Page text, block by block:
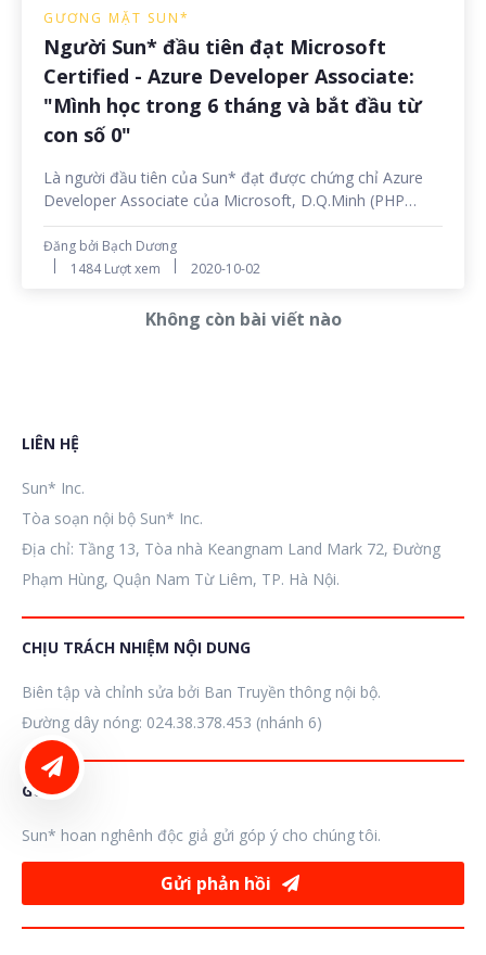
GƯƠNG MẶT SUN*
Người Sun* đầu tiên đạt Microsoft
Certified - Azure Developer Associate:
"Mình học trong 6 tháng và bắt đầu từ
con số 0"
Là người đầu tiên của Sun* đạt được chứng chỉ Azure
Developer Associate của Microsoft, D.Q.Minh (PHP
Developer - EUV3), ngoài sức trẻ và tinh thần đam mê
thử thách, còn là một người sở hữu khả năng học rất
logic và sẵn sàng chia sẻ kiến thức của mình để các
Đăng bởi Bạch Dương
1484 Lượt xem
2020-10-02
Không còn bài viết nào
LIÊN HỆ
Sun* Inc.
Tòa soạn nội bộ Sun* Inc.
Địa chỉ: Tầng 13, Tòa nhà Keangnam Land Mark 72, Đường
Phạm Hùng, Quận Nam Từ Liêm, TP. Hà Nội.
CHỊU TRÁCH NHIỆM NỘI DUNG
Biên tập và chỉnh sửa bởi Ban Truyền thông nội bộ.
Đường dây nóng: 024.38.378.453 (nhánh 6)
GÓP Ý
Sun* hoan nghênh độc giả gửi góp ý cho chúng tôi.
Gửi phản hồi
LIÊN HỆ ĐĂNG BÀI